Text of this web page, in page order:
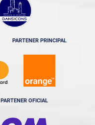
PARTENER PRINCIPAL
PARTENER OFICIAL